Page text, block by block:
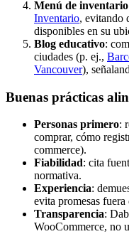
Menú de inventario
Inventario, evitando
disponibles en su
Blog educativo:
ciudades (p. ej.,
Vancouver),
Buenas prácticas
Personas primero:
comprar, cómo
commerce).
Fiabilidad: cita
normativa.
Experiencia:
evita promesas fuera
Transparencia:
WooCommerce, no